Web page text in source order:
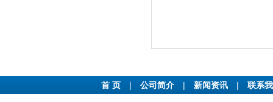
首 页 | 公司简介 | 新闻资讯 | 联系